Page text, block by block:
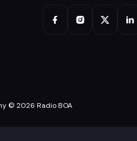
© 2026 Radio BOA